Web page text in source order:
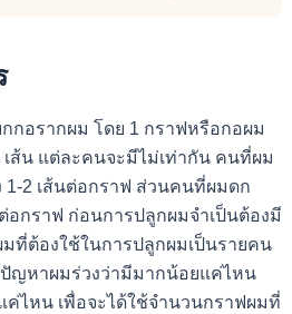
กกอรากผม โดย 1 กราฟหรือกอผม
เส้น แต่ละคนจะมีไม่เท่ากัน คนที่ผม
1-2 เส้นต่อกราฟ ส่วนคนที่ผมดก
อกราฟ ก่อนการปลูกผมจำเป็นต้องมี
ที่ต้องใช้ในการปลูกผมเป็นรายคน
ญหาผมร่วงว่ามีมากน้อยแค่ไหน
ไหน เพื่อจะได้ใช้จำนวนกราฟผมที่